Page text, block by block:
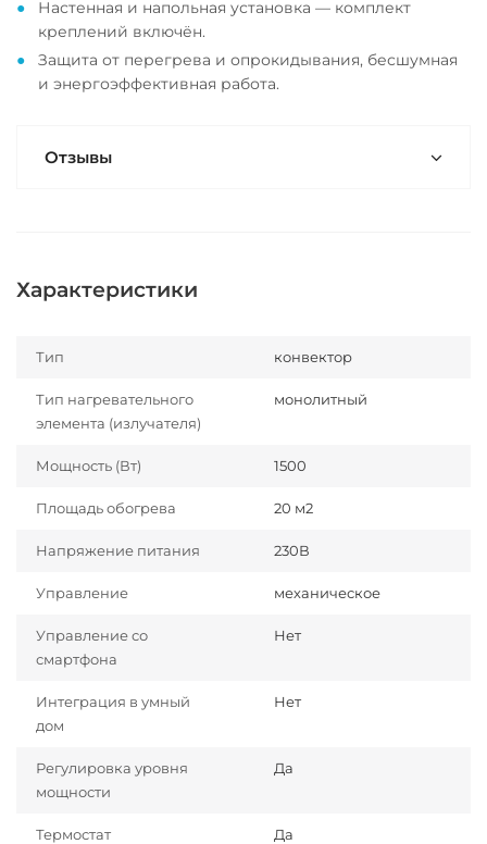
Настенная и напольная установка — комплект
креплений включён.
Защита от перегрева и опрокидывания, бесшумная
и энергоэффективная работа.
Отзывы
Характеристики
Тип конвектор
Тип нагревательного
элемента (излучателя)
монолитный
Мощность (Вт) 1500
Площадь обогрева 20 м2
Напряжение питания 230В
Управление механическое
Управление со
смартфона
Нет
Интеграция в умный
дом
Нет
Регулировка уровня
мощности
Да
Термостат Да